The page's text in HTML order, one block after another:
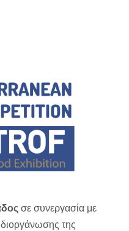
σε συνεργασία με
διοργάνωσης της